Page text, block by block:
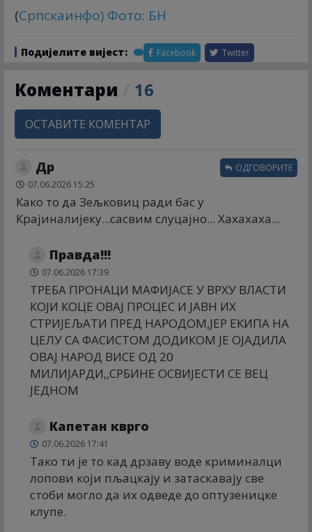
(Српскаинфо) Фото: БН
Подијелите вијест: Facebook Twitter
Коментари 16
ОСТАВИТЕ КОМЕНТАР
Др
07.06.2026 15:25
Како то да Зељковиц ради бас у
Крајиналијеку...сасвим слуцајно... Хахахаха...
ОДГОВОРИТЕ
Правда!!!
07.06.2026 17:39
ТРЕБА ПРОНАЦИ МАФИЈАСЕ У ВРХУ ВЛАСТИ
КОЈИ КОЦЕ ОВАЈ ПРОЦЕС И ЈАВН ИХ
СТРИЈЕЉАТИ ПРЕД НАРОДОМ,ЈЕР ЕКИПА НА
ЦЕЛУ СА ФАСИСТОМ ДОДИКОМ ЈЕ ОЈАДИЛА
ОВАЈ НАРОД ВИСЕ ОД 20
МИЛИЈАРДИ,,СРБИНЕ ОСВИЈЕСТИ СЕ ВЕЦ
ЈЕДНОМ
Капетан кврго
07.06.2026 17:41
Тако ти је то кад дрзаву воде криминалци
лопови који пљацкају и затаскавају све
стоби могло да их одведе до оптузеницке
клупе.